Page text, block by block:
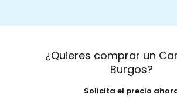
¿Quieres comprar un
Burgos?
Solicita el precio